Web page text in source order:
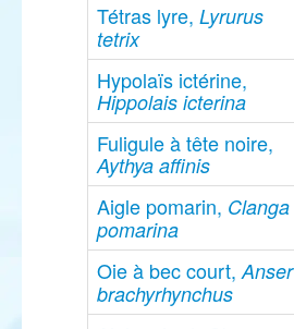
Tétras lyre, Lyrurus
tetrix
Hypolaïs ictérine,
Hippolais icterina
Fuligule à tête noire,
Aythya affinis
Aigle pomarin, Clanga
pomarina
Oie à bec court,Anser
brachyrhynchus